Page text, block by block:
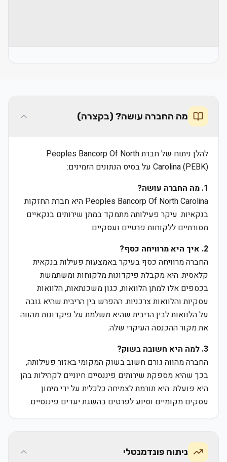
מה החברה עושה? (בקצרה)
להלן ניתוח של חברת Peoples Bancorp Of North
Carolina (PEBK) על בסיס הנתונים הזמינים:
1. מה החברה עושה?
Peoples Bancorp Of North Carolina היא חברת החזקות
בנקאיות. עיקר פעילותה מתמקד במתן שירותים בנקאיים
מסורתיים ללקוחות פרטיים ועסקיים.
2. איך היא מרוויחה כסף?
החברה מרוויחה כסף בעיקר באמצעות פעילות בנקאית
קלאסית. היא מקבלת פיקדונות מלקוחות ומשתמשת
בכספים אלו למתן הלוואות, כגון משכנתאות, הלוואות
עסקיות והלוואות צרכניות. ההפרש בין הריבית שהיא גובה
על הלוואות לבין הריבית שהיא משלמת על פיקדונות מהווה
את מקור ההכנסה העיקרי שלה.
3. למה היא חשובה בשוק?
החברה מהווה גורם חשוב בשוק המקומי באזור פעילותה,
בכך שהיא מספקת שירותים פיננסיים חיוניים לקהילות בהן
היא פועלת. היא תורמת לצמיחה כלכלית על ידי מימון
עסקים מקומיים וסיוע לפרטים בהשגת יעדים פיננסיים.
ניתוח פונדמנטלי